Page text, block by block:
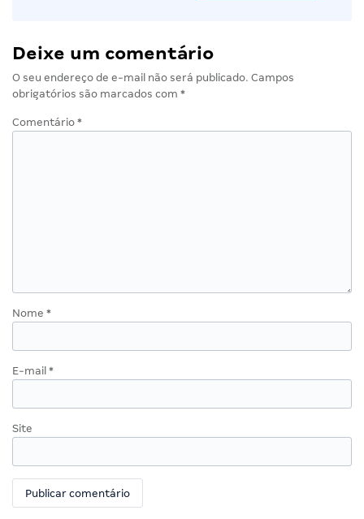
Deixe um comentário
O seu endereço de e-mail não será publicado. Campos
obrigatórios são marcados com *
Comentário *
Nome *
E-mail *
Site